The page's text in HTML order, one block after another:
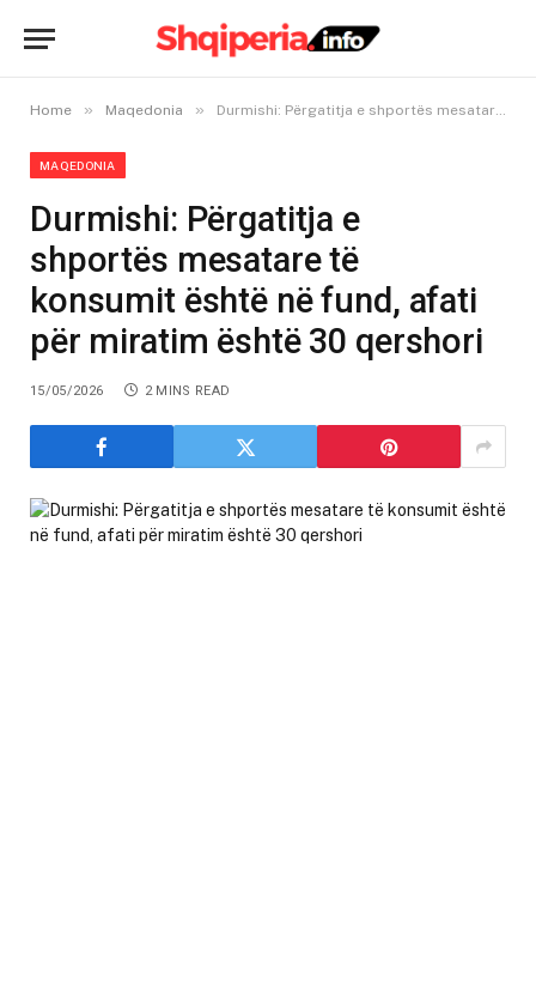
Home » Maqedonia » Durmishi: Përgatitja e shportës mesatare të konsumit është në fund, afati për miratim është 30 qershori
MAQEDONIA
Durmishi: Përgatitja e
shportës mesatare të
konsumit është në fund, afati
për miratim është 30 qershori
15/05/2026 2 MINS READ